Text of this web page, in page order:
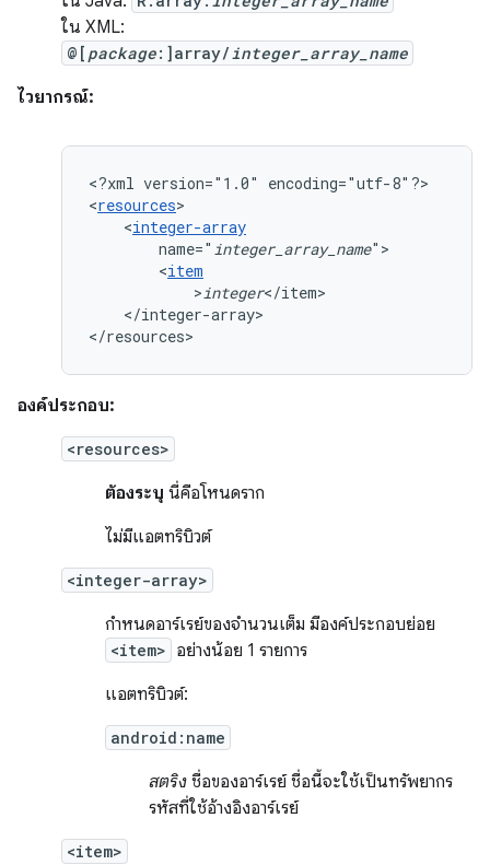
ใน XML:
@[ package:]array/integer_array_name
ไวยากรณ์:
<?xml version="1.0"
encoding="utf-8"?>
<resources
<integer-array
name=" integer_array_name
<item
>integer
</integer-array>
</resources>
องค์ประกอบ:
<resources>
ต้องระบุ นี่คือโหนดราก
ไม่มีแอตทริบิวต์
<integer-array>
กำหนดอาร์เรย์ของจำนวนเต็ม มีองค์ประกอบย่อย
<item> อย่างน้อย 1 รายการ
แอตทริบิวต์:
android:name
สตริง ชื่อของอาร์เรย์ ชื่อนี้จะใช้เป็นทรัพยากร
รหัสที่ใช้อ้างอิงอาร์เรย์
<item>